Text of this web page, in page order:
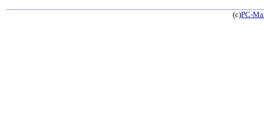
(c)PC-